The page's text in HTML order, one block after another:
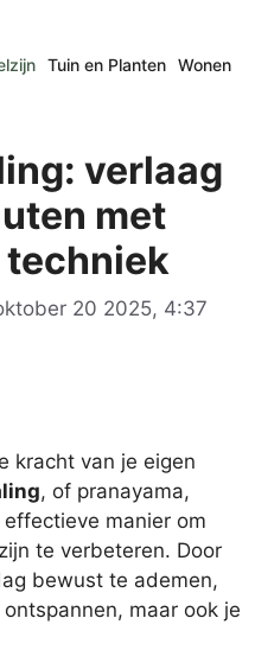
Tuin en Planten Wonen
verlaag
met
techniek
20 2025, 4:37
kracht van je eigen
, of pranayama,
manier om
te verbeteren. Door
bewust te ademen,
maar ook je